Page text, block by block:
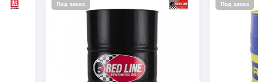
Под заказ Под заказ